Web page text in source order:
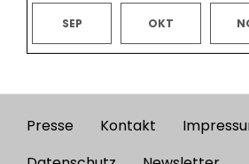
SEP OKT
Footer
Presse Kontakt